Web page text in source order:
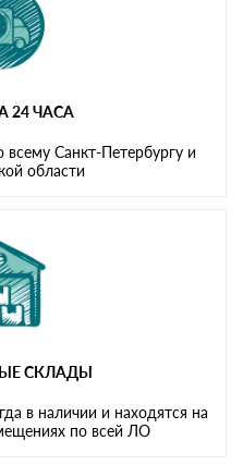
24 ЧАСА
всему Санкт-Петербургу и
области
СКЛАДЫ
в наличии и находятся на
по всей ЛО